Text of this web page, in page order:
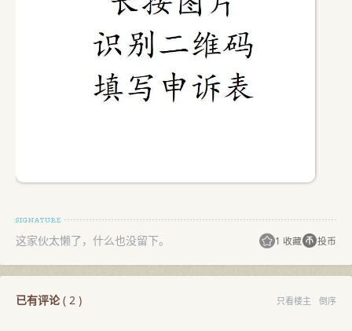
这家伙太懒了，什么也没留下。 1 收藏 投币
已有评论( 2 ) 只看楼主 倒序